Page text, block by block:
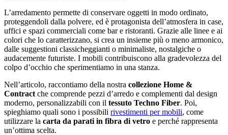
L’arredamento permette di conservare oggetti in modo ordinato,
proteggendoli dalla polvere, ed è protagonista dell’atmosfera in case,
uffici e spazi commerciali come bar e ristoranti. Grazie alle linee e ai
colori che lo caratterizzano, si crea un insieme più o meno armonico,
dalle suggestioni classicheggianti o minimaliste, nostalgiche o
audacemente futuriste. I mobili contribuiscono alla gradevolezza del
colpo d’occhio che sperimentiamo in una stanza.
Nell’articolo, raccontiamo della nostra collezione Home &
Contract che comprende pezzi d’arredo e complementi dal design
moderno, personalizzabili con il tessuto Techno Fiber. Poi,
spieghiamo quali sono i possibili rivestimenti per mobili, come
utilizzare la carta da parati in fibra di vetro e perché rappresenta
un’ottima scelta.